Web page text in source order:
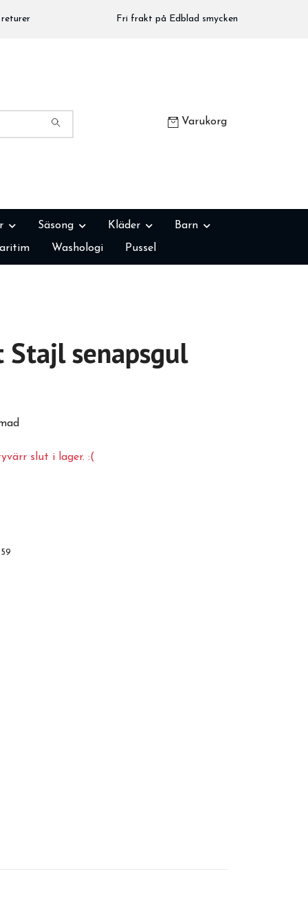
Fri frakt på Edblad smycken
Varukorg
Säsong Kläder Barn
Washologi Pussel
Stajl senapsgul
slut i lager. :(